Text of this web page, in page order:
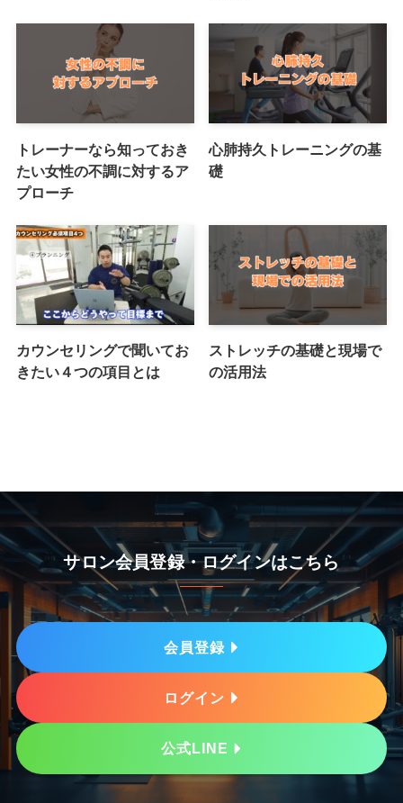
トレーナーなら知っておき
たい女性の不調に対するア
プローチ
心肺持久トレーニングの基
礎
カウンセリングで聞いてお
きたい４つの項目とは
ストレッチの基礎と現場で
の活用法
サロン会員登録・ログインはこちら
会員登録
ログイン
公式LINE